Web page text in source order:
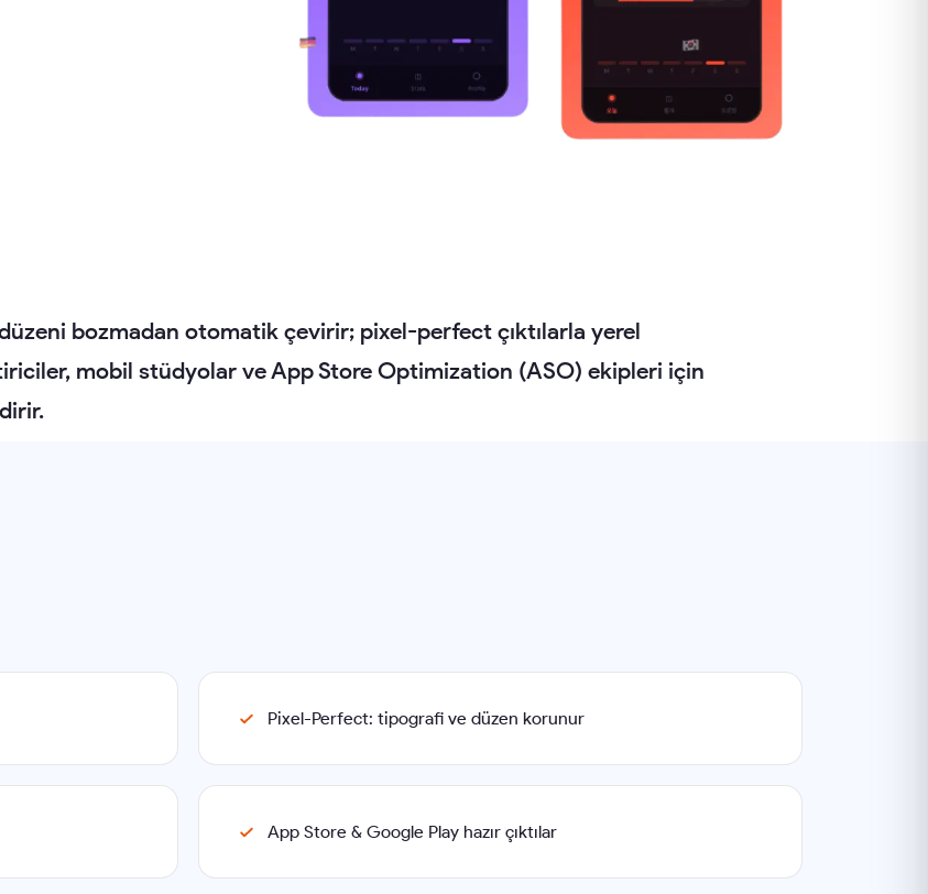
bozmadan otomatik çevirir; pixel-perfect çıktılarla yerel
mobil stüdyolar ve App Store Optimization (ASO) ekipleri için
Pixel-Perfect: tipografi ve düzen korunur
App Store & Google Play hazır çıktılar